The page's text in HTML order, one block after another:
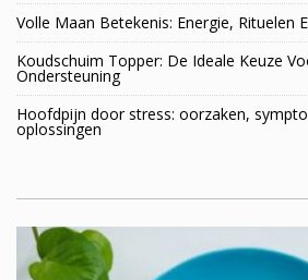
Volle Maan Betekenis: Energie, Rituelen
Koudschuim Topper: De Ideale Keuze
Ondersteuning
Hoofdpijn door stress: oorzaken,
oplossingen